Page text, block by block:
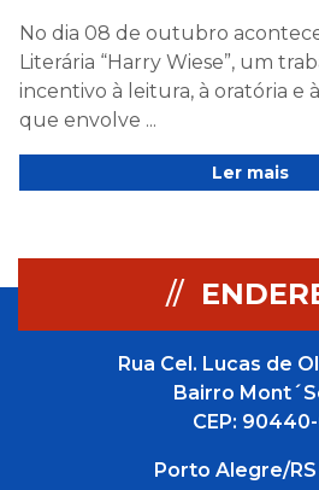
No dia 08 de outubro
Literária “Harry Wiese”, um
incentivo à leitura, à oratória e
que envolve ...
Ler mais
//
Rua Cel. Lucas de
Bairro
CEP: 90440-
Porto Alegre/RS